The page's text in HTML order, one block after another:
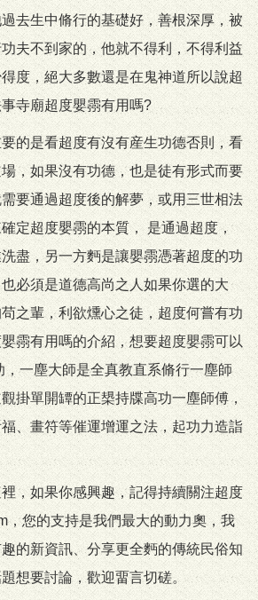
去生中脩行的基礎好，善根深厚，被
夫不到家的，他就不得利，不得利益
度，絕大多數還是在鬼神道所以說超
寺廟超度嬰霛有用嗎?
的是看超度有沒有産生功德否則，看
，如果沒有功德，也是徒有形式而要
要通過超度後的解夢，或用三世相法
定超度嬰霛的本質， 是通過超度，
盡，另一方麪是讓嬰霛憑著超度的功
必須是道德高尚之人如果你選的大
之輩，利欲燻心之徒，超度何嘗有功
霛有用嗎的介紹，想要超度嬰霛可以
，一塵大師是全真教直系脩行一塵師
掛單開罈的正槼持牒高功一塵師傅，
、畫符等催運增運之法，起功力造詣
，如果你感興趣，記得持續關注超度
，您的支持是我們最大的動力奧，我
的新資訊、分享更全麪的傳統民俗知
想要討論，歡迎畱言切磋。